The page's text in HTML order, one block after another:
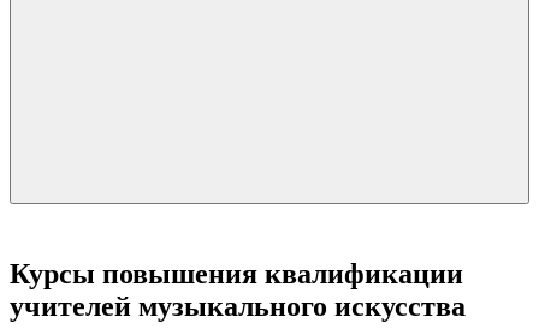
Курсы повышения квалификации
учителей музыкального искусства